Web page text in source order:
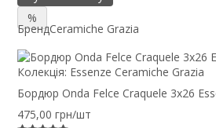
%
БрендCeramiche Grazia
Колекція: Essenze Ceramiche Grazia
Бордюр Onda Felce Craquele 3x26
475,00 грн/шт